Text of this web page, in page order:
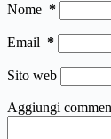
Nome *
Email *
Sito web
Aggiungi